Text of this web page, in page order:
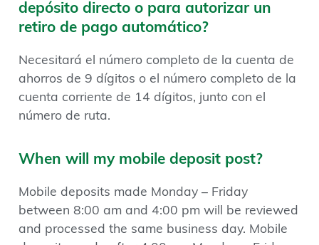
depósito directo o para autorizar un
retiro de pago automático?
Necesitará el número completo de la cuenta de
ahorros de 9 dígitos o el número completo de la
cuenta corriente de 14 dígitos, junto con el
número de ruta.
When will my mobile deposit post?
Mobile deposits made Monday – Friday
between 8:00 am and 4:00 pm will be reviewed
and processed the same business day. Mobile